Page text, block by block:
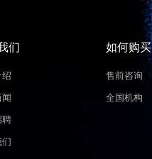
们
聘
如何购买
售前咨询
全国机构